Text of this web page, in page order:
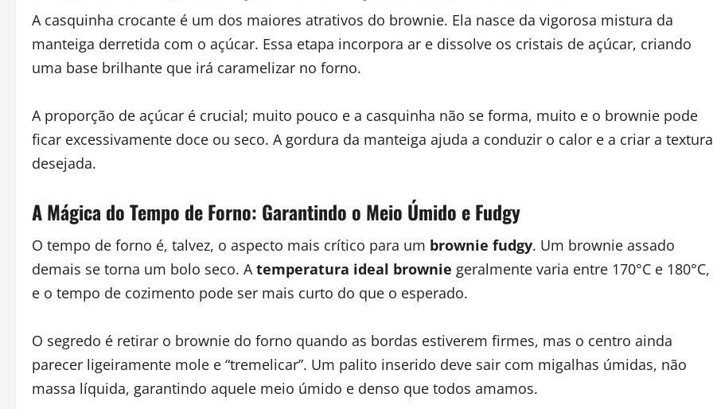
A casquinha crocante é um dos maiores atrativos do brownie. Ela nasce da vigorosa mistura da
manteiga derretida com o açúcar. Essa etapa incorpora ar e dissolve os cristais de açúcar, criando
uma base brilhante que irá caramelizar no forno.
A proporção de açúcar é crucial; muito pouco e a casquinha não se forma, muito e o brownie pode
ficar excessivamente doce ou seco. A gordura da manteiga ajuda a conduzir o calor e a criar a textura
desejada.
A Mágica do Tempo de Forno: Garantindo o Meio Úmido e Fudgy
O tempo de forno é, talvez, o aspecto mais crítico para um brownie fudgy. Um brownie assado
demais se torna um bolo seco. Atemperatura ideal brownie geralmente varia entre 170°C e 180°C,
e o tempo de cozimento pode ser mais curto do que o esperado.
O segredo é retirar o brownie do forno quando as bordas estiverem firmes, mas o centro ainda
parecer ligeiramente mole e “tremelicar”. Um palito inserido deve sair com migalhas úmidas, não
massa líquida, garantindo aquele meio úmido e denso que todos amamos.